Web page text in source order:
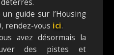
guide sur l’Housing
rendez-vous ici.
avez désormais la
des pistes et